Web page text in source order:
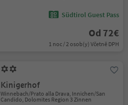
Südtirol Guest Pass
Od 72€
1 noc / 2 osob(y) Včetně DPH
Kinigerhof
Winnebach/Prato alla Drava, Innichen/San
Candido, Dolomites Region 3 Zinnen